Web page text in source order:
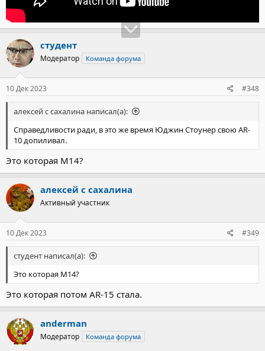
студент
Модератор Команда форума
10 Дек 2023 #348
алексей с сахалина написал(а):
Справедливости ради, в это же время Юджин Стоунер свою AR-
10 допиливал.
Это которая М14?
алексей с сахалина
Активный участник
10 Дек 2023 #349
студент написал(а):
Это которая М14?
Это которая потом AR-15 стала.
anderman
Модератор Команда форума